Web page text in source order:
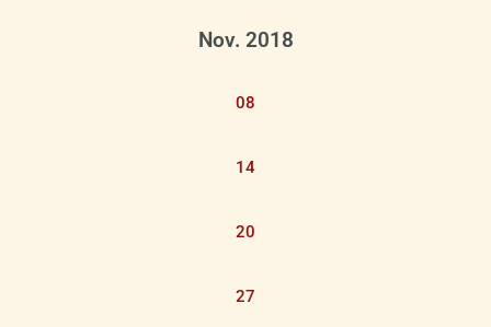
Nov. 2018
08
14
20
27